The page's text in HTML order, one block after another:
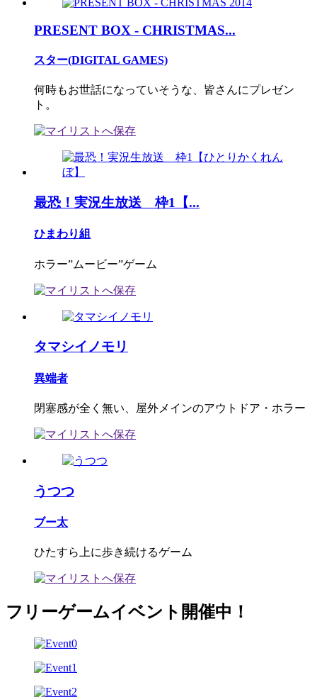
PRESENT BOX - CHRISTMAS...
スター(DIGITAL GAMES)
何時もお世話になっていそうな、皆さんにプレゼン
ト。
最恐！実況生放送 枠1【...
ひまわり組
ホラー”ムービー”ゲーム
タマシイノモリ
異端者
閉塞感が全く無い、屋外メインのアウトドア・ホラー
うつつ
ブー太
ひたすら上に歩き続けるゲーム
フリーゲームイベント開催中！